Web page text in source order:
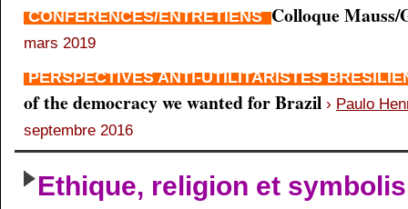
CONFÉRENCES/ENTRETIENS Colloque
mars 2019
PERSPECTIVES ANTI-UTILITARISTES
of the democracy we wanted for Brazil › Paulo
septembre 2016
Ethique, religion et